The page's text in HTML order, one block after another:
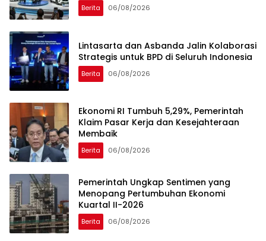
Berita 06/08/2026
Lintasarta dan Asbanda Jalin Kolaborasi
Strategis untuk BPD di Seluruh Indonesia
Berita 06/08/2026
Ekonomi RI Tumbuh 5,29%, Pemerintah
Klaim Pasar Kerja dan Kesejahteraan
Membaik
Berita 06/08/2026
Pemerintah Ungkap Sentimen yang
Menopang Pertumbuhan Ekonomi
Kuartal II-2026
Berita 06/08/2026